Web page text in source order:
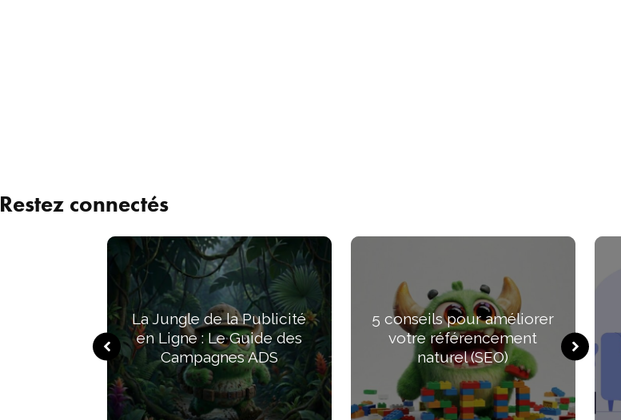
Restez connectés
La Jungle de la Publicité
en Ligne : Le Guide des
Campagnes ADS
5 conseils pour améliorer
votre référencement
naturel (SEO)